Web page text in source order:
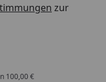
zur
100,00 €